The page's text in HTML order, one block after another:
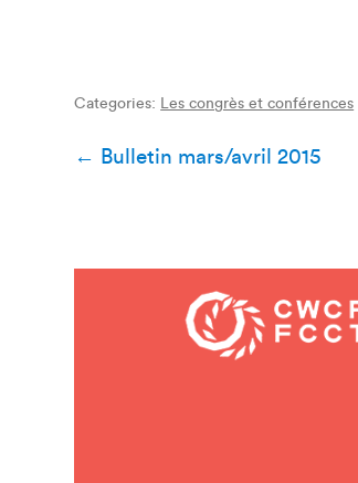
Categories: Les congrès et conférences
Navigation
← Bulletin mars/avril 2015